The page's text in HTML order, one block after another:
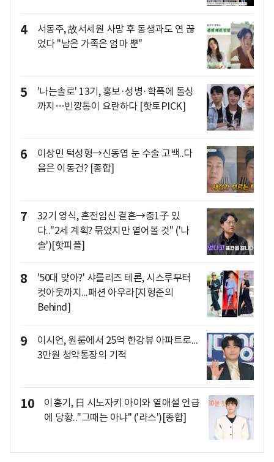
4
서동주, 故서세원 사망 후 동생과도 연 끊
었다 "남은 가족은 엄마 뿐"
5
'나는솔로' 13기, 홍보·성병·학폭에 돌싱
까지…빈깡통이 요란하다 [핫토PICK]
6
이상민 턱성형→신동엽 눈 수술 고백..다
음은 이동건? [종합]
7
32기 영식, 혼전임신 결혼→중1子 있
다.."2세 계획? 묶었지만 열어볼 것" ('나
솔')[핫피플]
8
'50대 맞아?' 샤를리즈 테론, 시스루부터
컷아웃까지...패션 아우라[지형준의
Behind]
9
이시언, 원룸에서 25억 한강뷰 아파트로...
3만원 청약통장의 기적
10
이홍기, 日 시노자키 아이와 열애설 언급
에 당황.."그때는 아냐" ('라스')[종합]